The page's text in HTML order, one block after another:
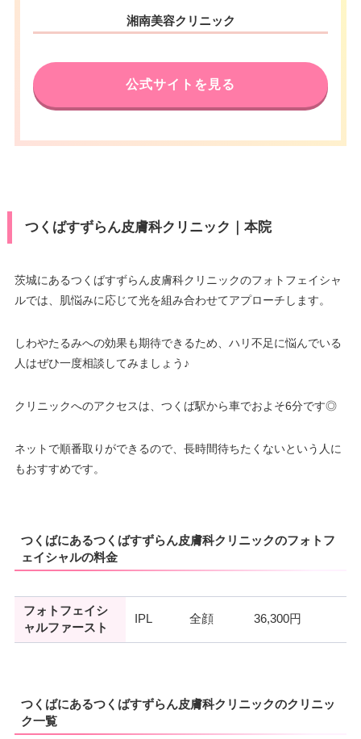
湘南美容クリニック
公式サイトを見る
つくばすずらん皮膚科クリニック｜本院
茨城にあるつくばすずらん皮膚科クリニックのフォトフェイシャ
ルでは、肌悩みに応じて光を組み合わせてアプローチします。
しわやたるみへの効果も期待できるため、ハリ不足に悩んでいる
人はぜひ一度相談してみましょう♪
クリニックへのアクセスは、つくば駅から車でおよそ6分です◎
ネットで順番取りができるので、長時間待ちたくないという人に
もおすすめです。
つくばにあるつくばすずらん皮膚科クリニックのフォトフ
ェイシャルの料金
フォトフェイシ
ャルファースト
IPL 全顔 36,300円
つくばにあるつくばすずらん皮膚科クリニックのクリニッ
ク一覧